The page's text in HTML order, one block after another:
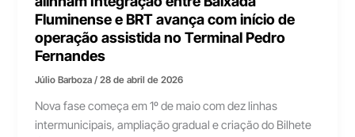
Fluminense e BRT avança com início de
operação assistida no Terminal Pedro
Fernandes
Júlio Barboza/28 de abril de 2026
Nova fase começa em 1º de maio com dez linhas
intermunicipais, ampliação gradual e criação do Bilhete